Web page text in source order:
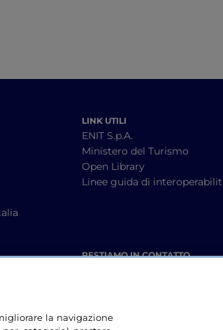
LINK UTILI
ENIT S.p.A.
Ministero del Turismo
Open Library
Linee guida di
RESTIAMO IN CONTATTO
la navigazione